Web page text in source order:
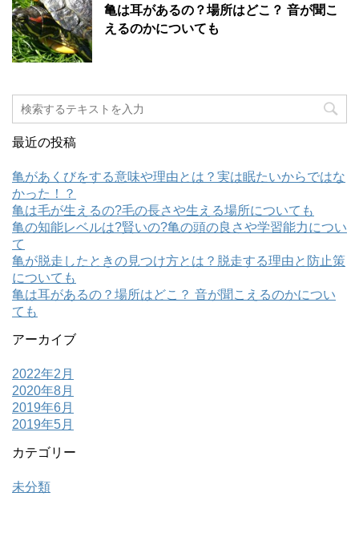
亀は耳があるの？場所はどこ？ 音が聞こ
えるのかについても
最近の投稿
亀があくびをする意味や理由とは？実は眠たいからではな
かった！？
亀は毛が生えるの?毛の長さや生える場所についても
亀の知能レベルは?賢いの?亀の頭の良さや学習能力につい
て
亀が脱走したときの見つけ方とは？脱走する理由と防止策
についても
亀は耳があるの？場所はどこ？ 音が聞こえるのかについ
ても
アーカイブ
2022年2月
2020年8月
2019年6月
2019年5月
カテゴリー
未分類